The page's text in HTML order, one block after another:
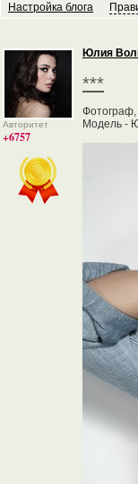
Настройка блога
Авторитет
+6757
Юлия
***
Фотограф,
Модель -